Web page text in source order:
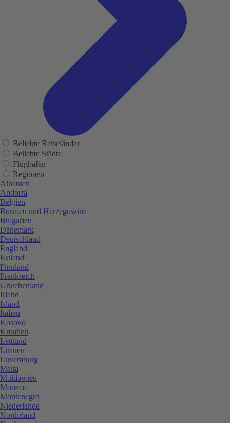
Beliebte Reiseländer
Beliebte Städte
Flughäfen
Regionen
Albanien
Andorra
Belgien
Bosnien und Herzegowina
Bulgarien
Dänemark
Deutschland
England
Estland
Finnland
Frankreich
Griechenland
Irland
Island
Italien
Kosovo
Kroatien
Lettland
Litauen
Luxemburg
Malta
Moldawien
Monaco
Montenegro
Niederlande
Nordirland